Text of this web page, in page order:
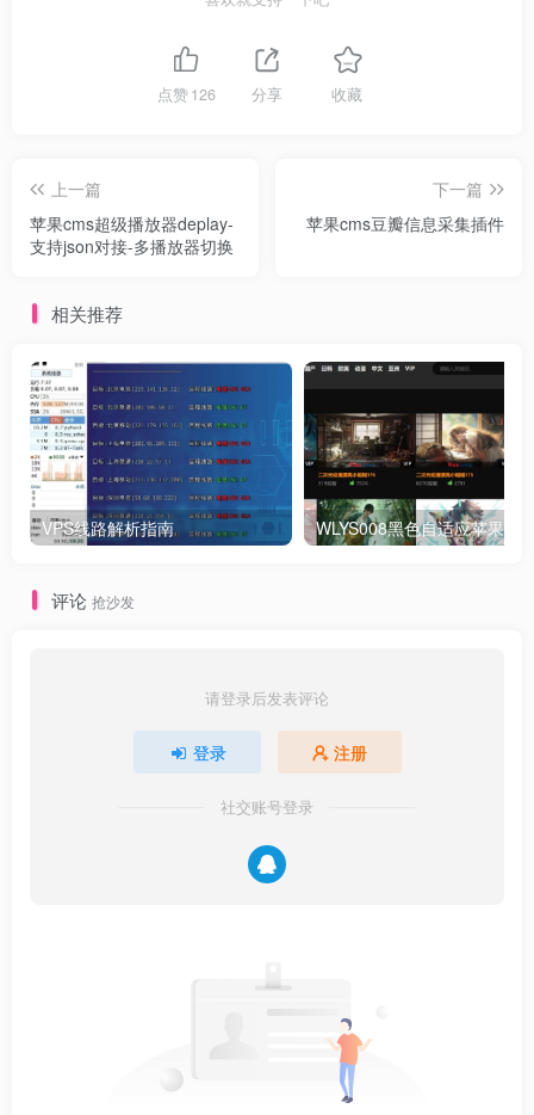
点赞126 分享 收藏
上一篇
苹果cms超级播放器deplay-
支持json对接-多播放器切换
下一篇
苹果cms豆瓣信息采集插件
相关推荐
VPS线路解析指南
评论 抢沙发
请登录后发表评论
登录 注册
社交账号登录